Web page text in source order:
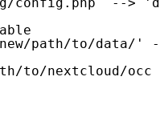
config.php  -->
path/to/data/
to/nextcloud/occ